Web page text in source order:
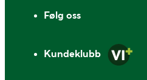
Følg oss
Kundeklubb